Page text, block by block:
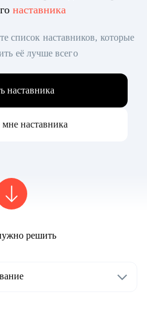
наставника
список наставников, которые
её лучше всего
наставника
наставника
решить